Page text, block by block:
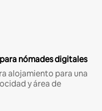
nómades digitales
alojamiento para una
y área de